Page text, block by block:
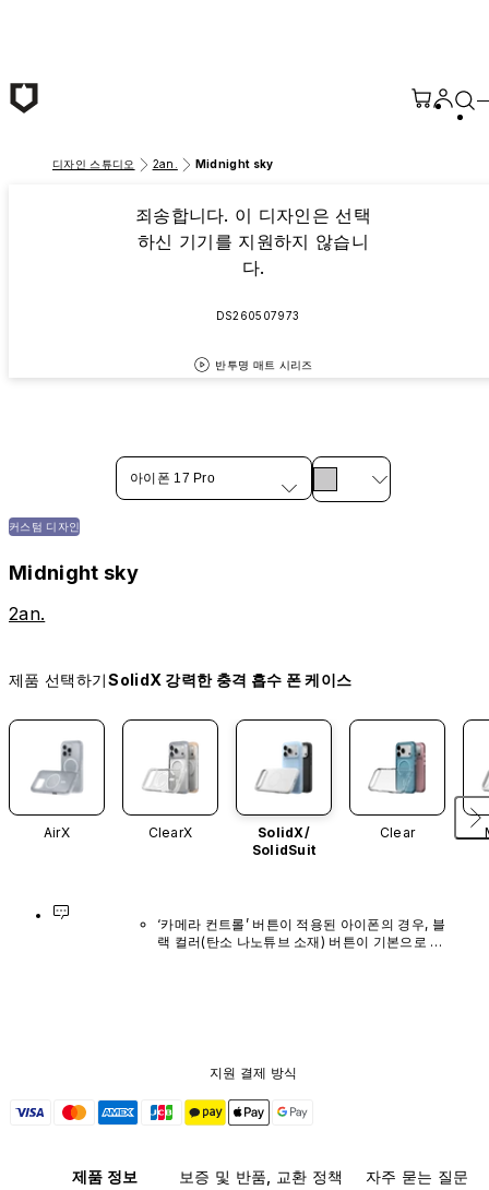
디자인 스튜디오 2an. Midnight sky
죄송합니다. 이 디자인은 선택
하신 기기를 지원하지 않습니
다.
DS260507973
반투명 매트 시리즈
아이폰 17 Pro
커스텀 디자인
Midnight sky
2an.
제품 선택하기SolidX 강력한 충격 흡수 폰 케이스
AirX ClearX
SolidX/
SolidSuit
Clear
‘카메라 컨트롤’ 버튼이 적용된 아이폰의 경우, 블
랙 컬러(탄소 나노튜브 소재) 버튼이 기본으로 장
지원 결제 방식
제품 정보 보증 및 반품, 교환 정책 자주 묻는 질문